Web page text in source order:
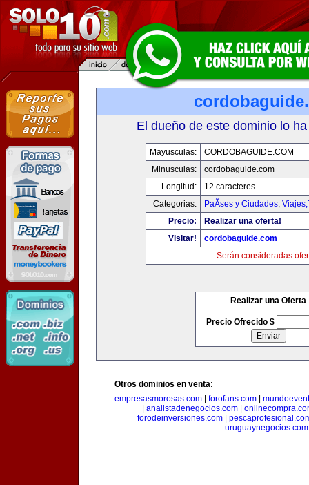
El dueño de este dominio lo
Mayusculas:
CORDOBAGUIDE.COM
Minusculas:
cordobaguide.com
Longitud:
12 caracteres
Categorias:
PaÃ­ses y Ciudades,
Precio:
Realizar una oferta!
Visitar!
cordobaguide.com
Serán consideradas
Realizar una Oferta
Precio Ofrecido $
Otros dominios en venta:
empresasmorosas.com
forofans.com
analistadenegocios.com
forodeinversiones.com
uruguaynegocios.com